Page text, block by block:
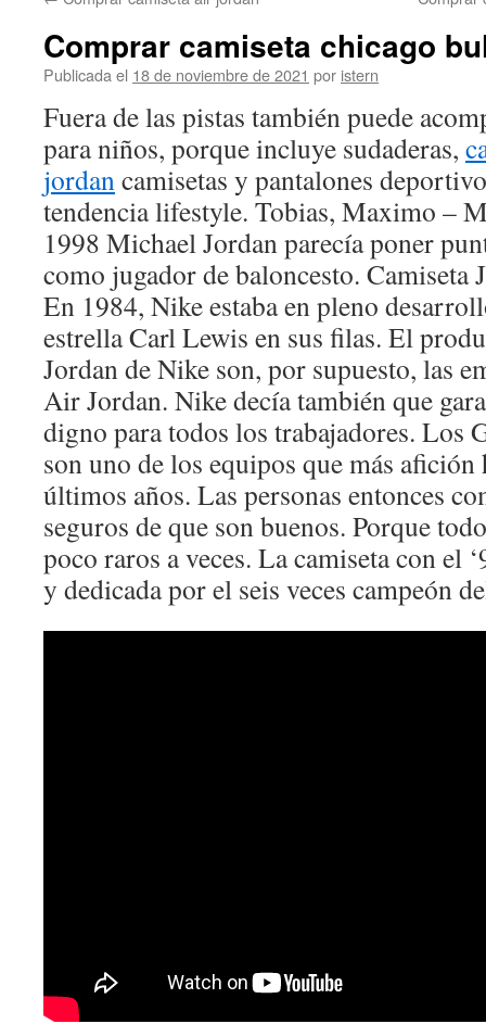
Comprar camiseta chicago
Publicada el 18 de noviembre de 2021 por istern
Fuera de las pistas también puede
para niños, porque incluye sudaderas,
jordancamisetas y pantalones
tendencia lifestyle. Tobias, Maximo –
1998 Michael Jordan parecía poner
como jugador de baloncesto. Camiseta
En 1984, Nike estaba en pleno
estrella Carl Lewis en sus filas. El
Jordan de Nike son, por supuesto, las
Air Jordan. Nike decía también que
digno para todos los trabajadores. Los
son uno de los equipos que más afición
últimos años. Las personas entonces
seguros de que son buenos. Porque
poco raros a veces. La camiseta con el
y dedicada por el seis veces campeón